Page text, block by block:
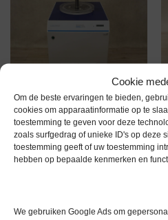
Cookie
Om de beste ervaringen te bieden,
cookies om apparaatinformatie op te
toestemming te geven voor deze
zoals surfgedrag of unieke ID's op deze
toestemming geeft of uw toestemming
hebben op bepaalde kenmerken en
We gebruiken Google Ads om
LaboGene CoolSafe Pro 100-9
Vriesdroger
€6.000,00 excl. btw €
Gereserveerd